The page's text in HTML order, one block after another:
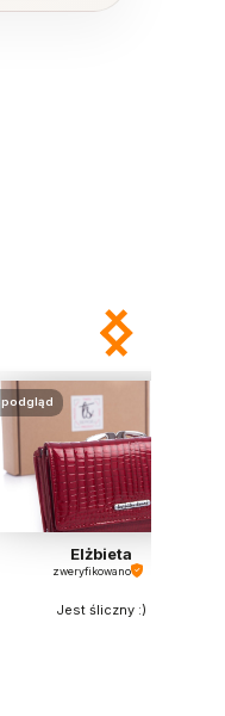
podgląd
Elżbieta
zweryfikowano
Jest śliczny :)